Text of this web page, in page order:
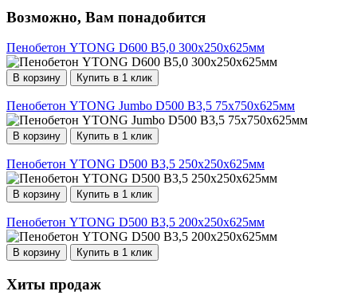
Возможно, Вам понадобится
Пенобетон YTONG D600 В5,0 300х250х625мм
В корзину Купить в 1 клик
Пенобетон YTONG Jumbo D500 В3,5 75х750х625мм
В корзину Купить в 1 клик
Пенобетон YTONG D500 В3,5 250х250х625мм
В корзину Купить в 1 клик
Пенобетон YTONG D500 В3,5 200х250х625мм
В корзину Купить в 1 клик
Хиты продаж